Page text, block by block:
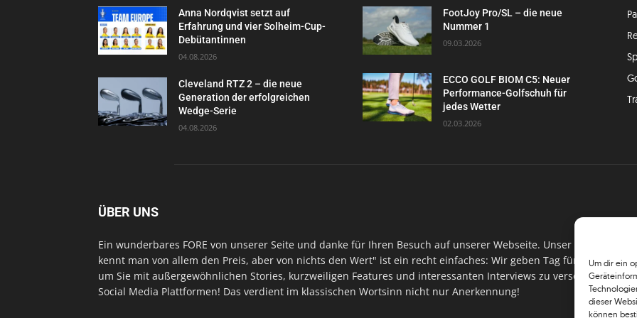
Um dir ein
dieser
können
Anna Nordqvist setzt auf
Erfahrung und vier Solheim-Cup-
Debütantinnen
04.08.2026
Cleveland RTZ 2 – die neue
Generation der erfolgreichen
Wedge-Serie
04.08.2026
FootJoy Pro/SL – die neue
Nummer 1
09.03.2026
ECCO GOLF BIOM C5: Neuer
Performance-Golfschuh für
jedes Wetter
02.03.2026
ÜBER UNS
Ein wunderbares FORE von unserer Seite und danke für Ihren Besuch auf unserer Webseite. Unser Ansinnen
kennt man von allem den Preis, aber von nichts den Wert" ist ein recht einfaches: Wir geben Tag für Tag,
um Sie mit außergewöhnlichen Stories, kurzweiligen Features und interessanten Interviews zu versorgen. Im
Social Media Plattformen! Das verdient im klassischen Wortsinn nicht nur Anerkennung!